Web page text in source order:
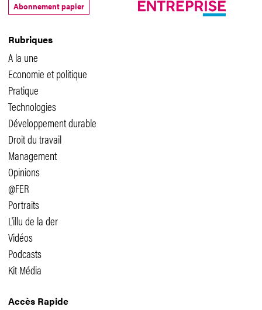
Rubriques
A la une
Economie et politique
Pratique
Technologies
Développement durable
Droit du travail
Management
Opinions
@FER
Portraits
L'illu de la der
Vidéos
Podcasts
Kit Média
Accès Rapide
Abonnement papier